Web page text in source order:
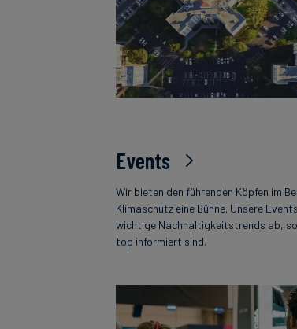
Events
Wir bieten den führenden Köpfen im
Klimaschutz eine Bühne. Unsere
wichtige Nachhaltigkeitstrends ab,
top informiert sind.